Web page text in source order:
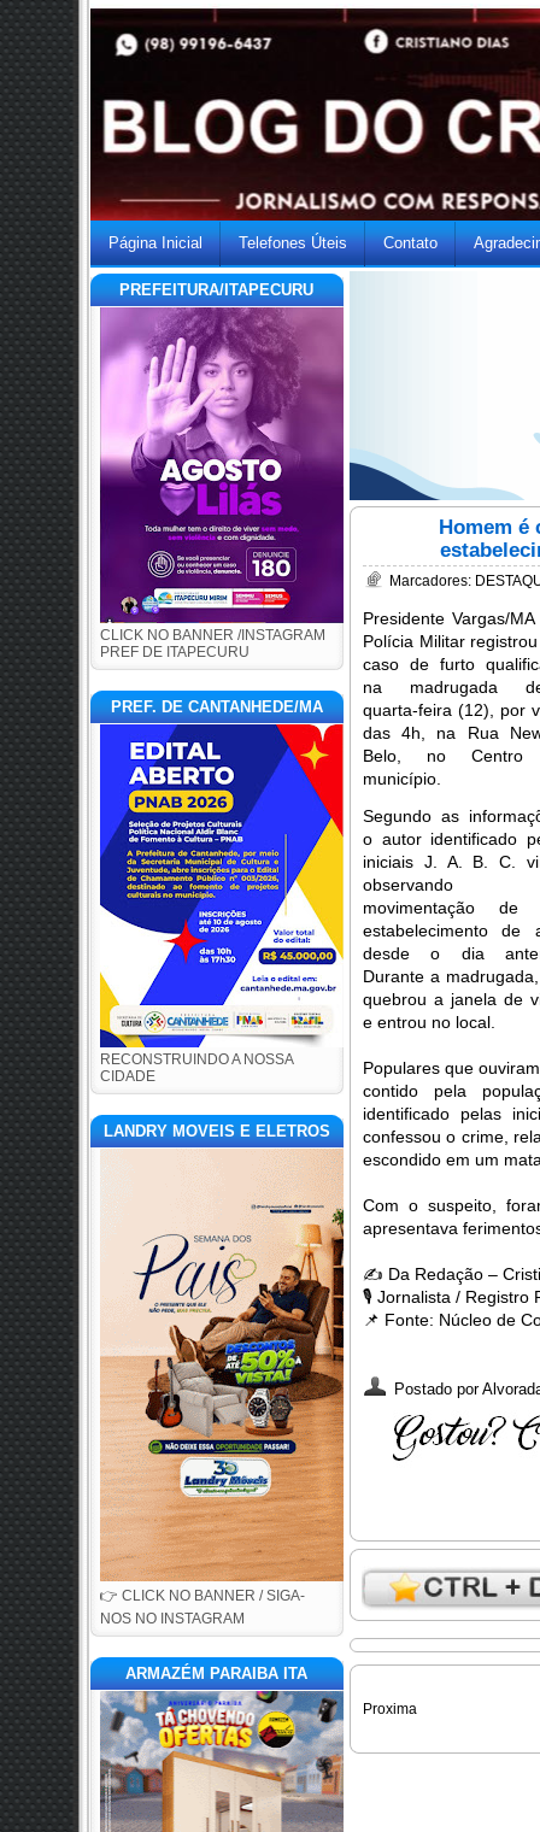
Página Inicial Telefones Úteis Contato
PREFEITURA/ITAPECURU
CLICK NO BANNER /INSTAGRAM
PREF DE ITAPECURU
PREF. DE CANTANHEDE/MA
RECONSTRUINDO A NOSSA
CIDADE
LANDRY MOVEIS E ELETROS
👉 CLICK NO BANNER / SIGA-
NOS NO INSTAGRAM
ARMAZÉM PARAIBA ITA
Homem é
Marcadores:
Presidente Vargas/
Polícia Militar
caso de furto
na madrugada
quarta-feira (12), por
das 4h, na Rua
Belo, no Centro
município.
Segundo as
o autor identificado
iniciais J. A. B. C.
movimentação de
estabelecimento de
desde o dia
Durante a
quebrou a janela de
e entrou no local.
Populares que
contido pela
identificado pelas
confessou o crime,
escondido em um
Com o suspeito,
apresentava
✍️ Da Redação –
🎙️ Jornalista / Registro
📌 Fonte: Núcleo de
Postado por
Proxima